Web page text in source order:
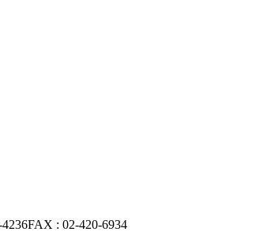
FAX : 02-420-6934